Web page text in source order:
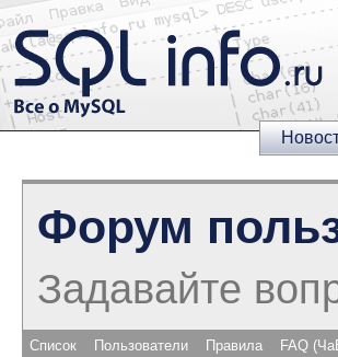
Форум
Задавайте
Список Пользователи Правила FAQ